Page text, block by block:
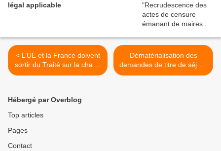
légal applicable
< L’UE et la France doivent
sortir du Traité sur la charte
de l’énergie, ce Traité qui
Dématérialisation des
demandes de titre de séjour
: pour la première fois, un
Hébergé par Overblog
Top articles
Pages
Contact